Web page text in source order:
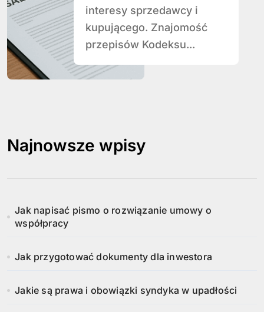
interesy sprzedawcy i
kupującego. Znajomość
przepisów Kodeksu...
Najnowsze wpisy
Jak napisać pismo o rozwiązanie umowy o
współpracy
Jak przygotować dokumenty dla inwestora
Jakie są prawa i obowiązki syndyka w upadłości